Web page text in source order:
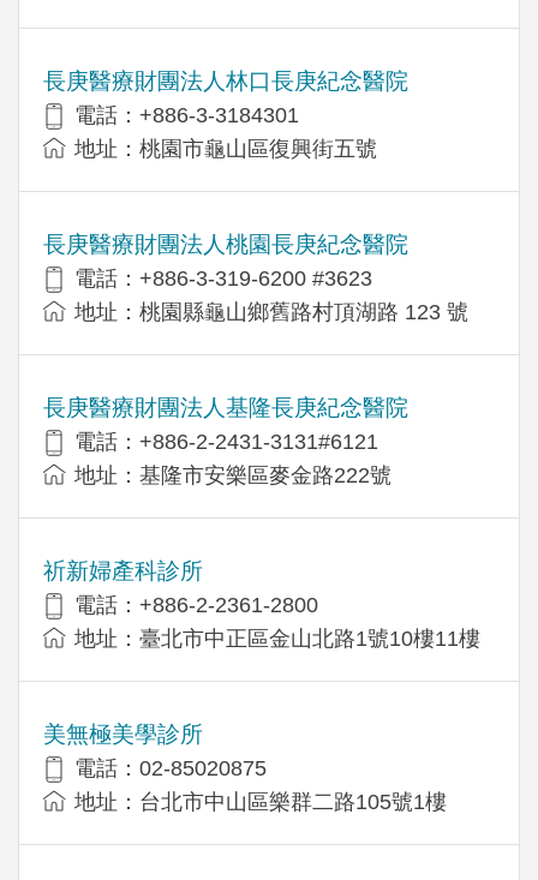
長庚醫療財團法人林口長庚紀念醫院
電話：+886-3-3184301
地址：桃園市龜山區復興街五號
長庚醫療財團法人桃園長庚紀念醫院
電話：+886-3-319-6200 #3623
地址：桃園縣龜山鄉舊路村頂湖路 123 號
長庚醫療財團法人基隆長庚紀念醫院
電話：+886-2-2431-3131#6121
地址：基隆市安樂區麥金路222號
祈新婦產科診所
電話：+886-2-2361-2800
地址：臺北市中正區金山北路1號10樓11樓
美無極美學診所
電話：02-85020875
地址：台北市中山區樂群二路105號1樓